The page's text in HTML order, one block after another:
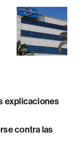
explicaciones
contra las